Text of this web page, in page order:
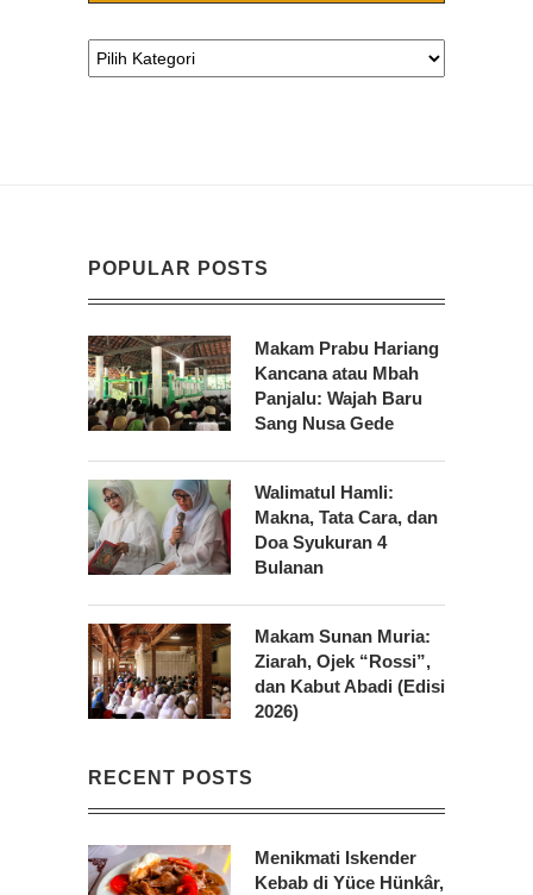
POPULAR POSTS
Makam Prabu Hariang
Kancana atau Mbah
Panjalu: Wajah Baru
Sang Nusa Gede
Walimatul Hamli:
Makna, Tata Cara, dan
Doa Syukuran 4
Bulanan
Makam Sunan Muria:
Ziarah, Ojek “Rossi”,
dan Kabut Abadi (Edisi
2026)
RECENT POSTS
Menikmati Iskender
Kebab di Yüce Hünkâr,